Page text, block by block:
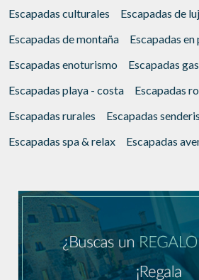
Escapadas culturales
Escapadas de
Escapadas de montaña
Escapadas en
Escapadas enoturismo
Escapadas
Escapadas playa - costa
Escapadas
Escapadas rurales
Escapadas
Escapadas spa & relax
Escapadas